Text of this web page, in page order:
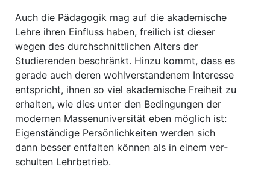
Auch die Pädagogik mag auf die akademische
Lehre ihren Einfluss haben, freilich ist dieser
wegen des durchschnittlichen Alters der
Studierenden beschränkt. Hinzu kommt, dass es
gerade auch deren wohlverstandenem Interesse
entspricht, ihnen so viel akademische Freiheit zu
er­halten, wie dies unter den Bedingungen der
modernen Massenuniversität eben möglich ist:
Eigenständige Persönlichkeiten werden sich
dann besser entfalten können als in einem ver­
schulten Lehrbetrieb.